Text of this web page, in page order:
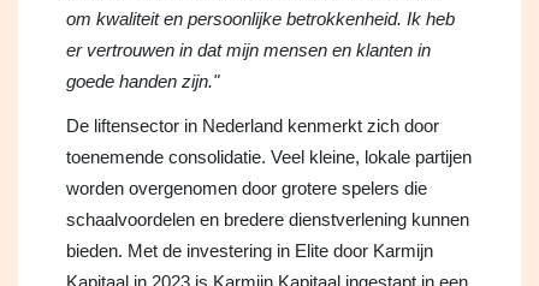
om kwaliteit en persoonlijke betrokkenheid. Ik heb
er vertrouwen in dat mijn mensen en klanten in
goede handen zijn."
De liftensector in Nederland kenmerkt zich door
toenemende consolidatie. Veel kleine, lokale partijen
worden overgenomen door grotere spelers die
schaalvoordelen en bredere dienstverlening kunnen
bieden. Met de investering in Elite door Karmijn